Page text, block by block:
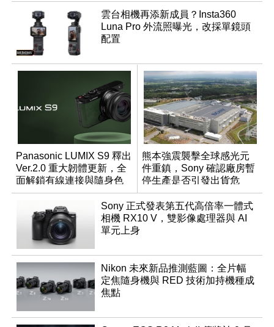
雲台相機再添新成員？Insta360
Luna Pro 外流照曝光，改採單鏡頭
配置
Panasonic LUMIX S9 釋出
Ver.2.0 重大韌體更新，全
面解鎖有線連接與隨身色
調編輯
熊本強震襲擊全球感光元
件重鎮，Sony 確認廠房暫
停生產是否引發出貨危
機？
Sony 正式發表第五代高倍率一體式
相機 RX10 V，雙影像處理器與 AI
單元上身
Nikon 未來新品推測藍圖：全片幅
定焦隨身機與 RED 技術加持機種成
焦點